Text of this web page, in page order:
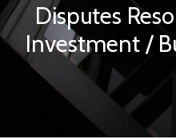
Disputes
Investment /